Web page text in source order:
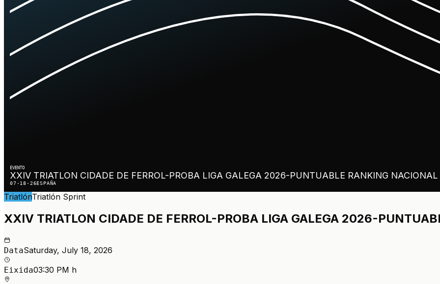
EVENTO
XXIV TRIATLON CIDADE DE FERROL-PROBA LIGA GALEGA 2026-PUNTUABLE RANKING NACIONAL
07·18·26ESPAÑA
TriatlónTriatlón Sprint
XXIV TRIATLON CIDADE DE FERROL-PROBA LIGA GALEGA 2026-
DataSaturday, July 18, 2026
Eixida03:30 PM h